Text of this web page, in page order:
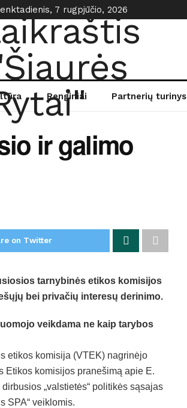
7 rugpjūčio, 2026
Renginiai Partnerių turinys
ir galimo
on Twitter
tarnybinės etikos komisijos
bei privačių interesų derinimo.
veikdama ne kaip tarybos
etikos komisija (VTEK) nagrinėjo
Etikos komisijos pranešimą apie E.
„valstietės“ politikės sąsajas
SPA“ veiklomis.